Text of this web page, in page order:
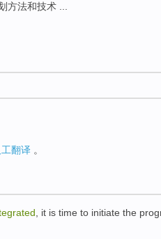
方法和技术 ...
工翻译 。
it is time to initiate the